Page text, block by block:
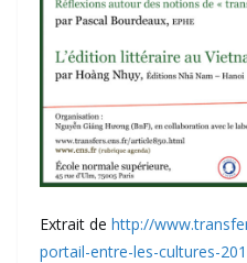
Extrait de http://
portail-entre-les-cultures-